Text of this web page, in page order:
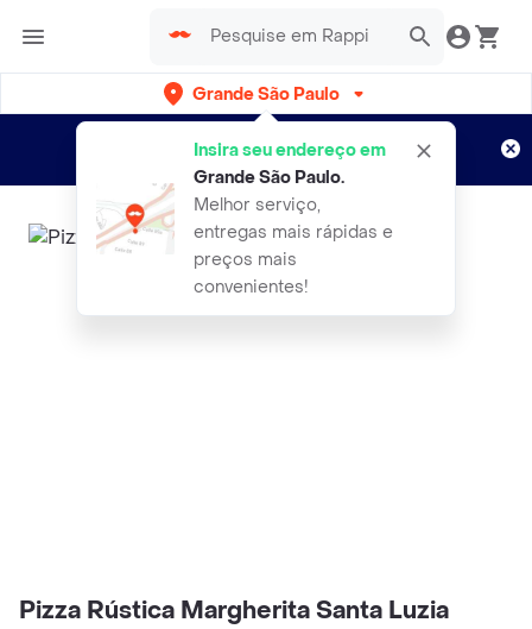
Grande São Paulo
Insira seu endereço em
Grande São Paulo.
Melhor serviço,
entregas mais rápidas e
preços mais
convenientes!
Entregas grátis por 15 dias!
Aplicam T&C
Pizza Rústica Margherita Santa Luzia